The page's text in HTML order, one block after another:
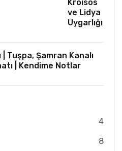
Kroisos
ve Lidya
Uygarlığı
| Tuşpa, Şamran Kanalı
| Kendime Notlar
4
8